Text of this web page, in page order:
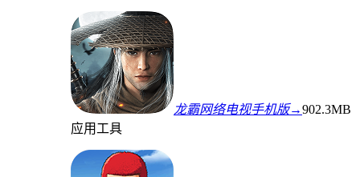
龙霸网络电视手机版→902.3MB
应用工具